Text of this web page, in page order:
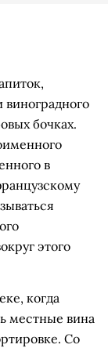
бочках.
в
этого
когда
местные вина
Со